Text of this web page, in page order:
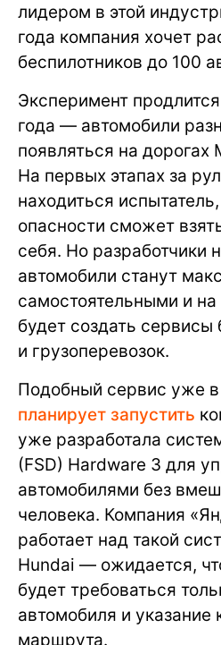
лидером в этой
года компания хочет
беспилотников до 100
Эксперимент
года — автомобили
появляться на дорогах
На первых этапах за
находиться
опасности сможет
себя. Но разработчики
автомобили станут
самостоятельными и
будет создать сервисы
и грузоперевозок.
Подобный сервис уже
планирует запустить
уже разработала
(FSD) Hardware 3 для
автомобилями без
человека. Компания
работает над такой
Hundai — ожидается,
будет требоваться
автомобиля и указание
маршрута.